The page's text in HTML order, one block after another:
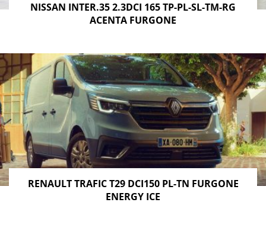
NISSAN INTER.35 2.3DCI 165 TP-PL-SL-TM-RG
ACENTA FURGONE
RENAULT TRAFIC T29 DCI150 PL-TN FURGONE
ENERGY ICE